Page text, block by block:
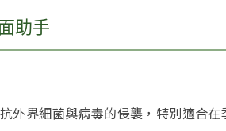
助手
外界細菌與病毒的侵襲，特別適合